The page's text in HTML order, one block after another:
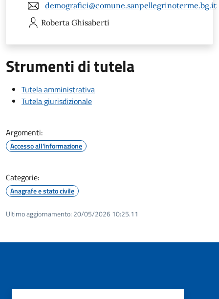
demografici@comune.sanpellegrinoterme.bg.it
Roberta Ghisaberti
Strumenti di tutela
Tutela amministrativa
Tutela giurisdizionale
Argomenti:
Accesso all'informazione
Categorie:
Anagrafe e stato civile
Ultimo aggiornamento: 20/05/2026 10:25.11